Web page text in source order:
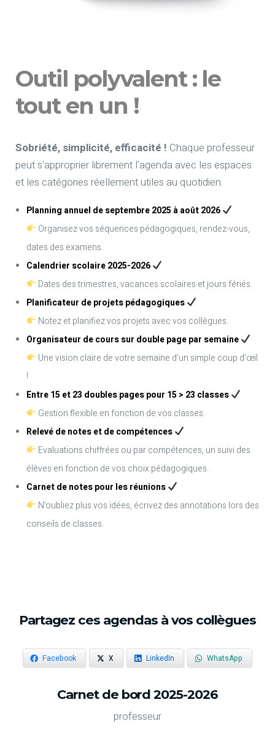
Outil polyvalent : le
tout en un !
Sobriété, simplicité, efficacité ! Chaque professeur
peut s'approprier librement l'agenda avec les espaces
et les catégories réellement utiles au quotidien.
Planning annuel de septembre 2025 à août 2026
Organisez vos séquences pédagogiques, rendez-vous,
dates des examens.
Calendrier scolaire 2025-2026
Dates des trimestres, vacances scolaires et jours fériés.
Planificateur de projets pédagogiques
Notez et planifiez vos projets avec vos collègues.
Organisateur de cours sur double page par semaine
Une vision claire de votre semaine d'un simple coup d'œil
!
Entre 15 et 23 doubles pages pour 15 > 23 classes
Gestion flexible en fonction de vos classes.
Relevé de notes et de compétences
Evaluations chiffrées ou par compétences, un suivi des
élèves en fonction de vos choix pédagogiques.
Carnet de notes pour les réunions
N'oubliez plus vos idées, écrivez des annotations lors des
conseils de classes.
Partagez ces agendas à vos collègues
Facebook X LinkedIn WhatsApp
Carnet de bord 2025-2026
professeur